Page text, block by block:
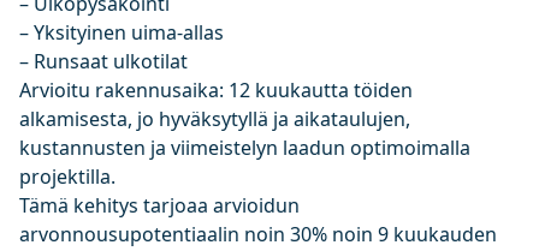
– Yksityinen uima-allas
– Runsaat ulkotilat
Arvioitu rakennusaika: 12 kuukautta töiden
alkamisesta, jo hyväksytyllä ja aikataulujen,
kustannusten ja viimeistelyn laadun optimoimalla
projektilla.
Tämä kehitys tarjoaa arvioidun
arvonnousupotentiaalin noin 30% noin 9 kuukauden